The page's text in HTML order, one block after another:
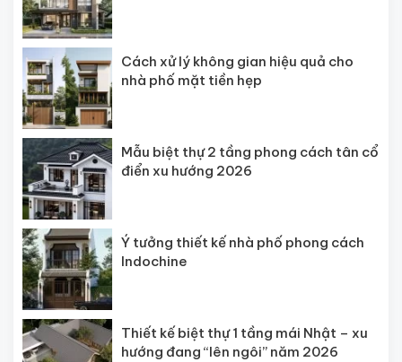
Cách xử lý không gian hiệu quả cho
nhà phố mặt tiền hẹp
Mẫu biệt thự 2 tầng phong cách tân cổ
điển xu hướng 2026
Ý tưởng thiết kế nhà phố phong cách
Indochine
Thiết kế biệt thự 1 tầng mái Nhật – xu
hướng đang “lên ngôi” năm 2026